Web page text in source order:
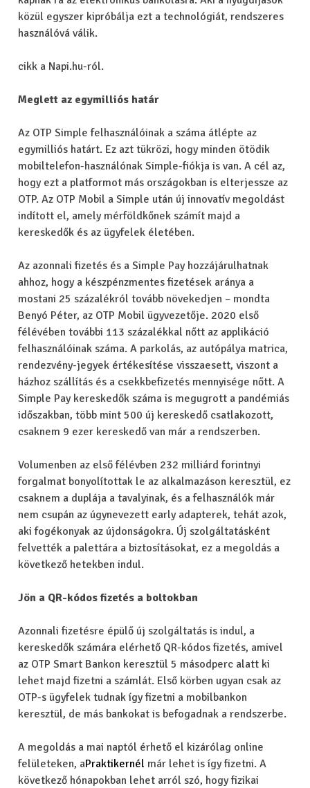
közül egyszer kipróbálja ezt a technológiát, rendszeres
használóvá válik.
cikk a Napi.hu-ról.
Meglett az egymilliós határ
Az OTP Simple felhasználóinak a száma átlépte az
egymilliós határt. Ez azt tükrözi, hogy minden ötödik
mobiltelefon-használónak Simple-fiókja is van. A cél az,
hogy ezt a platformot más országokban is elterjessze az
OTP. Az OTP Mobil a Simple után új innovatív megoldást
indított el, amely mérföldkőnek számít majd a
kereskedők és az ügyfelek életében.
Az azonnali fizetés és a Simple Pay hozzájárulhatnak
ahhoz, hogy a készpénzmentes fizetések aránya a
mostani 25 százalékról tovább növekedjen – mondta
Benyó Péter, az OTP Mobil ügyvezetője. 2020 első
félévében további 113 százalékkal nőtt az applikáció
felhasználóinak száma. A parkolás, az autópálya matrica,
rendezvény-jegyek értékesítése visszaesett, viszont a
házhoz szállítás és a csekkbefizetés mennyisége nőtt. A
Simple Pay kereskedők száma is megugrott a pandémiás
időszakban, több mint 500 új kereskedő csatlakozott,
csaknem 9 ezer kereskedő van már a rendszerben.
Volumenben az első félévben 232 milliárd forintnyi
forgalmat bonyolítottak le az alkalmazáson keresztül, ez
csaknem a duplája a tavalyinak, és a felhasználók már
nem csupán az úgynevezett early adapterek, tehát azok,
aki fogékonyak az újdonságokra. Új szolgáltatásként
felvették a palettára a biztosításokat, ez a megoldás a
következő hetekben indul.
Jön a QR-kódos fizetés a boltokban
Azonnali fizetésre épülő új szolgáltatás is indul, a
kereskedők számára elérhető QR-kódos fizetés, amivel
az OTP Smart Bankon keresztül 5 másodperc alatt ki
lehet majd fizetni a számlát. Első körben ugyan csak az
OTP-s ügyfelek tudnak így fizetni a mobilbankon
keresztül, de más bankokat is befogadnak a rendszerbe.
A megoldás a mai naptól érhető el kizárólag online
felületeken, aPraktikernél már lehet is így fizetni. A
következő hónapokban lehet arról szó, hogy fizikai